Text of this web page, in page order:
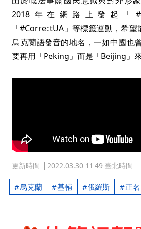
2018年在網路上發起「
「#CorrectUA」等標籤運動，希
烏克蘭語發音的地名，一如中國也
要再用「Peking」而是「Beijing」來
更新時間 2022.03.30 11:49 臺北時間
烏克蘭 基輔 俄羅斯 正名